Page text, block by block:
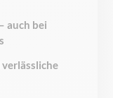
auch bei